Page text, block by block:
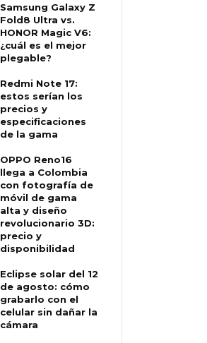
Samsung Galaxy Z
Fold8 Ultra vs.
HONOR Magic V6:
¿cuál es el mejor
plegable?
Redmi Note 17:
estos serían los
precios y
especificaciones
de la gama
OPPO Reno16
llega a Colombia
con fotografía de
móvil de gama
alta y diseño
revolucionario 3D:
precio y
disponibilidad
Eclipse solar del 12
de agosto: cómo
grabarlo con el
celular sin dañar la
cámara